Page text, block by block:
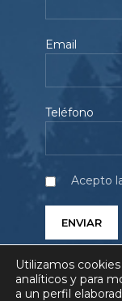
Email
Teléfono
Acepto
Utilizamos
analíticos y para
a un perfil